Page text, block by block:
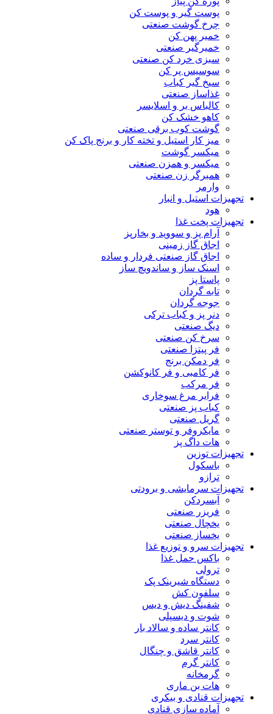
پوست گیر و پوست کن
چرخ گوشت صنعتی
خمیر پهن کن
خمیرگیر صنعتی
سبزی خرد کن صنعتی
سوسیس پر کن
سیخ گیر کباب
غذاساز صنعتی
کالباس بر و اسلایسر
کاهو خشک کن
گوشت کوب برقی صنعتی
میز کار استیل و تخته کار و برنج پاک کن
میکسر گوشت
میکسر و همزن صنعتی
همبرگر زن صنعتی
وارمر
تجهیزات استیل و انبار
هود
تجهیزات پخت غذا
آرام پز و سووید و بخارپز
اجاق گاز زمینی
اجاق گاز صنعتی فردار و ساده
اسنک ساز و ساندویچ ساز
پاستا پز
تابه گردان
جوجه گردان
دنر پز و کباب ترکی
دیگ صنعتی
سرخ کن صنعتی
فر پیتزا صنعتی
فر دمکن برنج
فر کامبی و فر کانوکشن
فر مرکب
فرایر مرغ سوخاری
کباب پز صنعتی
گریل صنعتی
مایکروفر و توستر صنعتی
هات داگ پز
تجهیزات توزین
باسکول
ترازو
تجهیزات سرمایشی و برودتی
آبسردکن
فریزر صنعتی
یخچال صنعتی
یخساز صنعتی
تجهیزات سرو و توزیع غذا
باکس حمل غذا
ترولی
دستگاه شیرینک پک
سلفون کش
شفینگ دیش و دیس
شوت و دیسپلی
کانتر ساده و سالاد بار
کانتر سرد
کانتر قاشق و چنگال
کانتر گرم
گرمخانه
هات بن ماری
تجهیزات قنادی و بیکری
آماده سازی قنادی